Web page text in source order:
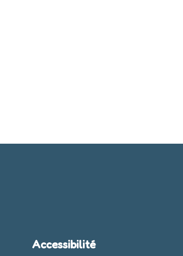
Accessibilité